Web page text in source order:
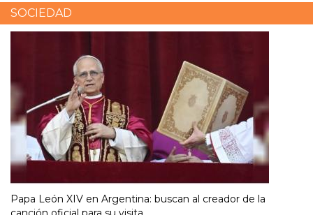
SOCIEDAD
Papa León XIV en Argentina: buscan al creador de la